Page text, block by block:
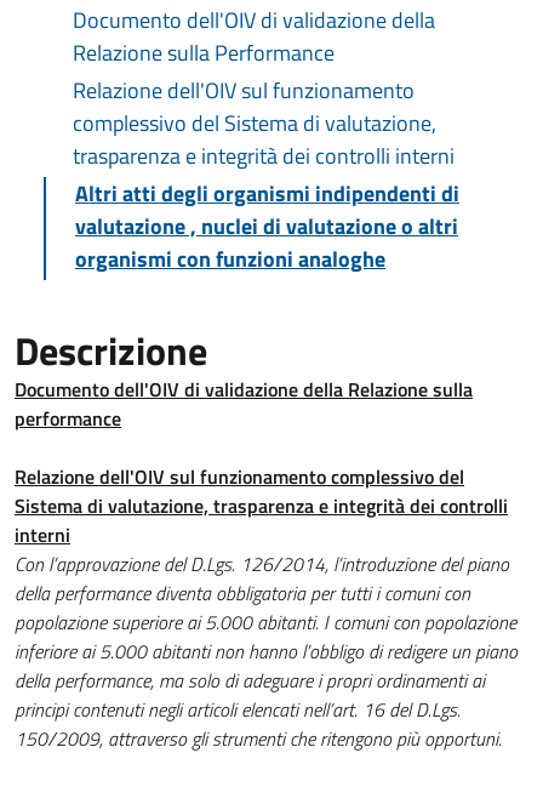
Documento dell'OIV di validazione della
Relazione sulla Performance
Relazione dell'OIV sul funzionamento
complessivo del Sistema di valutazione,
trasparenza e integrità dei controlli interni
Altri atti degli organismi indipendenti di
valutazione , nuclei di valutazione o altri
organismi con funzioni analoghe
Descrizione
Documento dell'OIV di validazione della Relazione sulla
performance
Relazione dell'OIV sul funzionamento complessivo del
Sistema di valutazione, trasparenza e integrità dei controlli
interni
Con l’approvazione del D.Lgs. 126/2014, l’introduzione del piano
della performance diventa obbligatoria per tutti i comunicon
popolazione superiore ai 5.000 abitanti. I comuni con popolazione
inferiore ai 5.000 abitanti non hanno l’obbligo di redigere un piano
della performance, ma solo di adeguare i propri ordinamenti ai
principi contenuti negli articoli elencati nell’art. 16 del D.Lgs.
150/2009, attraverso gli strumenti che ritengono più opportuni.